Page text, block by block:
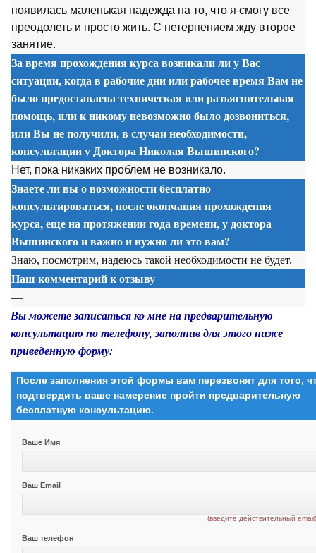
появилась маленькая надежда на то, что я смогу все
преодолеть и просто жить. С нетерпением жду второе
занятие.
За время прохождения курса возникали ли у Вас
ситуации, когда в рабочие дни или рабочее время Вам не
было предоставлена техническая или разъяснительная
помощь, или к никому невозможно было дозвониться,
или Вы не получили, в случаи необходимости,
консультации у Доктора Николая Вышинского?
Нет, пока никаких проблем не возникало.
Знаете ли вы о возможности бесплатно
консультироваться, после окончания прохождения
курса, еще на протяжении года времени, у доктора
Вышинского и важно и нужно ли это вам?
Знаю, посмотрим, надеюсь такой необходимости не будет.
Наш комментарий к отзыву
—
Вы можете записаться ко мне на предварительную
консультацию по телефону, заполнив для этого ниже
приведенную форму:
После заполнения этой формы вам перезвонят для того,
подтвердить ваше намерение пройти предварительную
бесплатную консультацию.
Ваше Имя
Ваш Email
(введите действительный
Ваш телефон